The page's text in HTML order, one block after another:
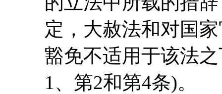
定，大赦法和对国
豁免不适用于该法
1、第2和第4条)。